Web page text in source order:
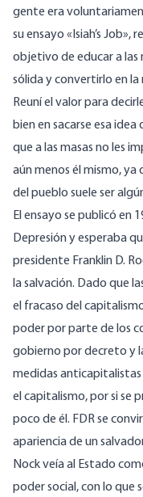
gente era
su ensayo «Isiah’s Job»,
objetivo de educar a las
sólida y convertirlo en la
Reuní el valor para
bien en sacarse esa
que a las masas no les
aún menos él mismo,
del pueblo suele ser
El ensayo se publicó en
Depresión y esperaba
presidente Franklin D.
la salvación. Dado que
el fracaso del
poder por parte de los
gobierno por decreto y
medidas anticapitalistas
el capitalismo, por si se
poco de él . FDR se
apariencia de un
Nock veía al Estado
poder social, con lo que